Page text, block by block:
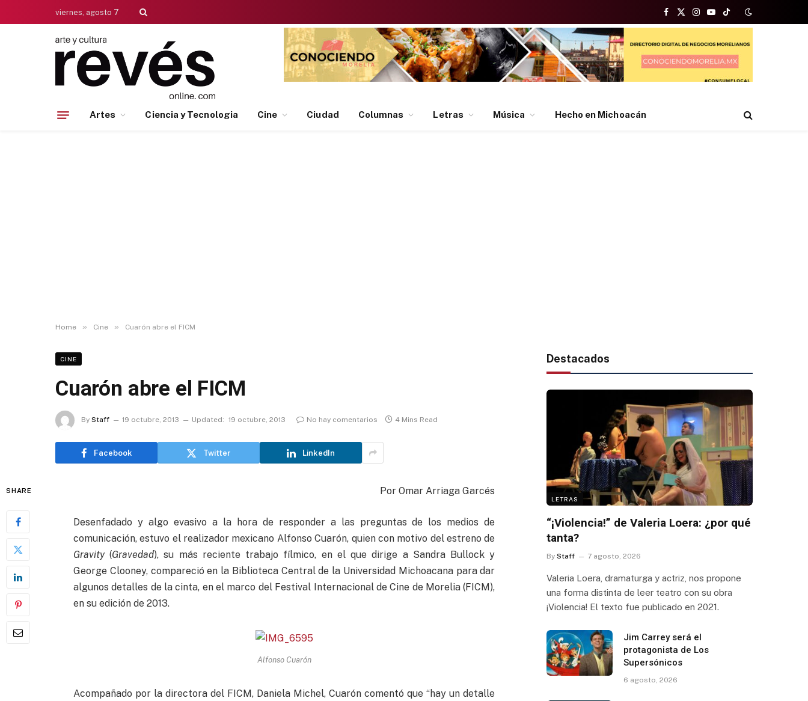
viernes, agosto 7
Facebook
X
(Twitter)
Instagram
YouTubeTikTok
Artes Ciencia y Tecnologia Cine Ciudad Columnas Letras Música Hecho en Michoacán
Home » Cine » Cuarón abre el FICM
CINE
Cuarón abre el FICM
By Staff 19 octubre, 2013 Updated: 19 octubre, 2013 No hay comentarios 4 Mins Read
Facebook Twitter LinkedIn
SHARE Por Omar Arriaga Garcés
Desenfadado y algo evasivo a la hora de responder a las preguntas de los medios de
comunicación, estuvo el realizador mexicano Alfonso Cuarón, quien con motivo del estreno de
Gravity(Gravedad), su más reciente trabajo fílmico, en el que dirige a Sandra Bullock y
George Clooney, compareció en la Biblioteca Central de la Universidad Michoacana para dar
algunos detalles de la cinta, en el marco del Festival Internacional de Cine de Morelia (FICM),
en su edición de 2013.
Alfonso Cuarón
Acompañado por la directora del FICM, Daniela Michel, Cuarón comentó que “hay un detalle
Destacados
LETRAS
“¡Violencia!” de Valeria Loera: ¿por qué
tanta?
By Staff 7 agosto, 2026
Valeria Loera, dramaturga y actriz, nos propone
una forma distinta de leer teatro con su obra
¡Violencia! El texto fue publicado en 2021.
Jim Carrey será el
protagonista de Los
Supersónicos
6 agosto, 2026